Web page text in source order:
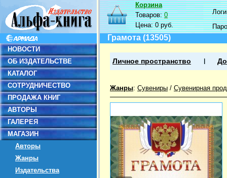
НОВОСТИ
ОБ ИЗДАТЕЛЬСТВЕ
КАТАЛОГ
СОТРУДНИЧЕСТВО
ПРОДАЖА КНИГ
АВТОРЫ
ГАЛЕРЕЯ
МАГАЗИН
Авторы
Жанры
Издательства
Корзина
Товаров:0
Цена:0 руб.
Грамота (13505)
Личное пространство
Жанры: Сувениры / Сувенирная